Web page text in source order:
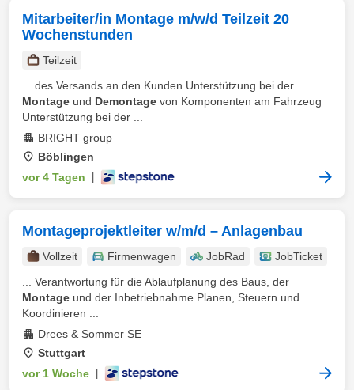
Mitarbeiter/in Montage m/w/d Teilzeit 20
Wochenstunden
Teilzeit
... des Versands an den Kunden Unterstützung bei der
Montage und Demontage von Komponenten am Fahrzeug
Unterstützung bei der ...
BRIGHT group
Böblingen
vor 4 Tagen
Montageprojektleiter w/m/d – Anlagenbau
Vollzeit Firmenwagen JobRad
JobTicket
... Verantwortung für die Ablaufplanung des Baus, der
Montage und der Inbetriebnahme Planen, Steuern und
Koordinieren ...
Drees & Sommer SE
Stuttgart
vor 1 Woche